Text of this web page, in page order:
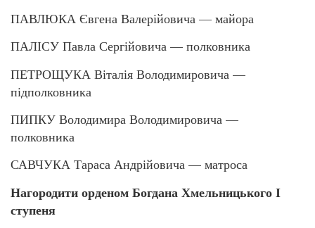
ПАВЛЮКА Євгена Валерійовича — майора
ПАЛІСУ Павла Сергійовича — полковника
ПЕТРОЩУКА Віталія Володимировича —
підполковника
ПИПКУ Володимира Володимировича —
полковника
САВЧУКА Тараса Андрійовича — матроса
Нагородити орденом Богдана Хмельницького І
ступеня